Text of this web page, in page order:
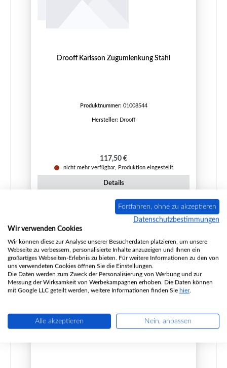
Drooff Karlsson Zugumlenkung Stahl
Produktnummer: 01008544
Hersteller: Drooff
Regulärer Preis:
117,50 €
nicht mehr verfügbar, Produktion eingestellt
Details
Fortfahren, ohne zu akzeptieren
Datenschutzbestimmungen
Wir verwenden Cookies
Wir können diese zur Analyse unserer Besucherdaten platzieren, um unsere
Webseite zu verbessern, personalisierte Inhalte anzuzeigen und Ihnen ein
großartiges Webseiten-Erlebnis zu bieten. Für weitere Informationen zu den von
uns verwendeten Cookies öffnen Sie die Einstellungen.
Die Daten werden zum Zweck der Personalisierung von Werbung und zur
Messung der Wirksamkeit von Werbekampagnen erhoben. Die Daten können
mit Google LLC geteilt werden, weitere Informationen finden Sie hier.
Alle akzeptieren Nein, anpassen